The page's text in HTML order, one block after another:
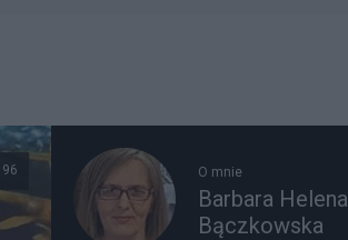
96 O mnie
Barbara Helena
Bączkowska